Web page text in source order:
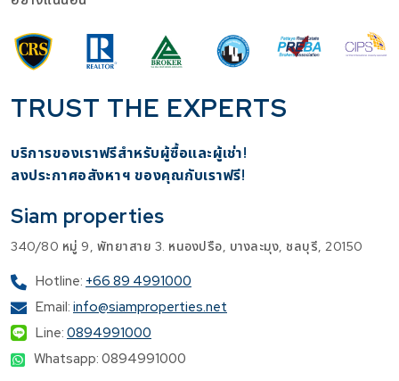
TRUST THE EXPERTS
บริการของเราฟรีสำหรับผู้ซื้อและผู้เช่า!
​ลงประกาศอสังหาฯ ของคุณกับเราฟรี!
Siam properties
340/80 หมู่ 9, พัทยาสาย 3. หนองปรือ, บางละมุง, ชลบุรี, 20150
Hotline: +66 89 4991000
Email: info@siamproperties.net
Line: 0894991000
Whatsapp: 0894991000